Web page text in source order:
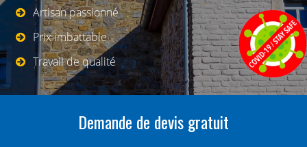
Artisan passionné
Prix imbattable
Travail de qualité
Demande de devis gratuit